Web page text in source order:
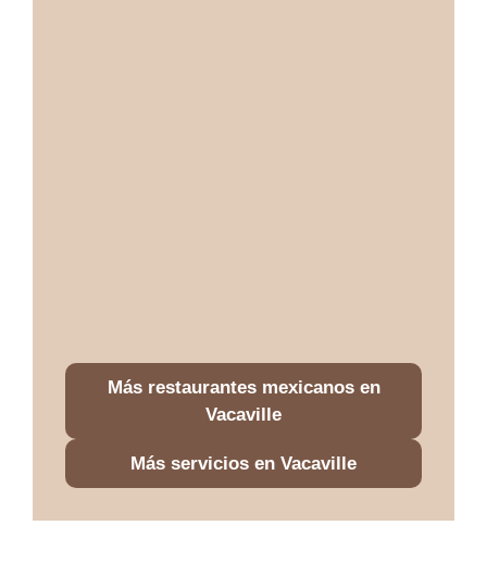
Más restaurantes mexicanos en
Vacaville
Más servicios en Vacaville